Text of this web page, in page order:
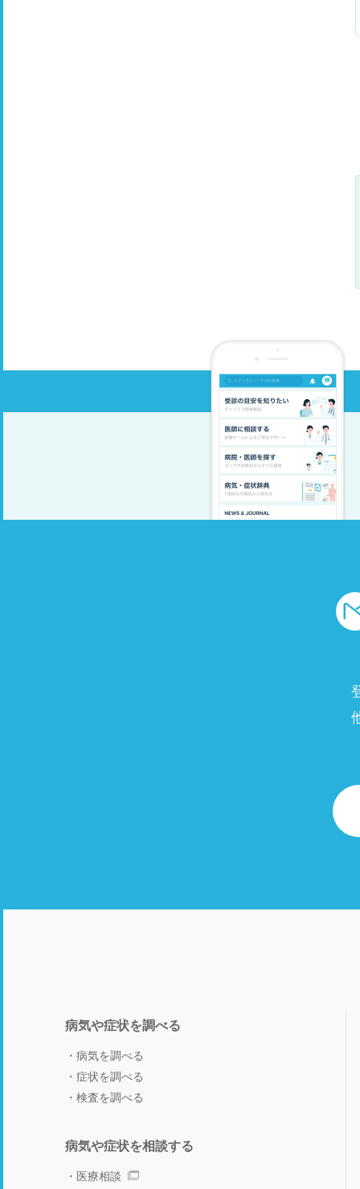
病気や症状を調べる
病気を調べる
症状を調べる
検査を調べる
病気や症状を相談する
医療相談